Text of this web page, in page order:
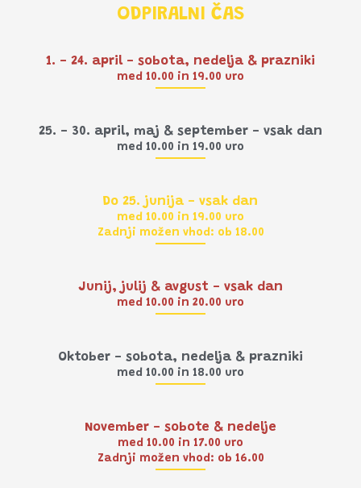
ODPIRALNI ČAS
1. - 24. april - sobota, nedelja & prazniki
med 10.00 in 19.00 uro
25. - 30. april, maj & september - vsak dan
med 10.00 in 19.00 uro
Do 25. junija - vsak dan
med 10.00 in 19.00 uro
Zadnji možen vhod: ob 18.00
Junij, julij & avgust - vsak dan
med 10.00 in 20.00 uro
Oktober - sobota, nedelja & prazniki
med 10.00 in 18.00 uro
November - sobote & nedelje
med 10.00 in 17.00 uro
Zadnji možen vhod: ob 16.00